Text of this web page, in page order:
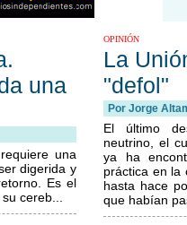
una
una
digerida y
Es el
cereb...
OPINIÓN
La
"defol"
Por Jorge
El último
neutrino, el
ya ha
práctica en la
hasta hace
que habían